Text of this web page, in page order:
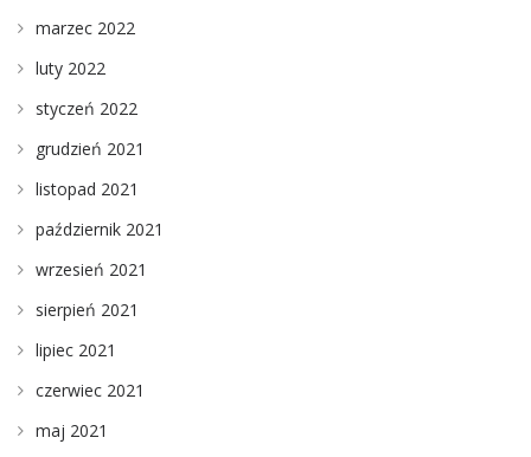
marzec 2022
luty 2022
styczeń 2022
grudzień 2021
listopad 2021
październik 2021
wrzesień 2021
sierpień 2021
lipiec 2021
czerwiec 2021
maj 2021